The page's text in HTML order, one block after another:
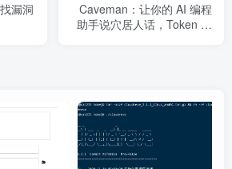
漏洞
Caveman：让你的 AI 编程
助手说穴居人话，Token 直